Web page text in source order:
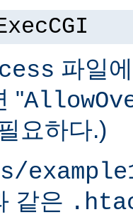
파일
"
요하다.)
같은